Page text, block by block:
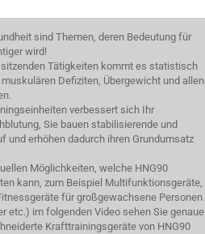
sind Themen, deren Bedeutung für
wird!
Tätigkeiten kommt es statistisch
Defiziten, Übergewicht und allen
verbessert sich Ihr
Sie bauen stabilisierende und
und erhöhen dadurch ihren Grundumsatz
Möglichkeiten, welche HNG90
kann, zum Beispiel Multifunktionsgeräte,
für großgewachsene Personen
etc.) im folgenden Video sehen Sie genaue
Krafttrainingsgeräte von HNG90